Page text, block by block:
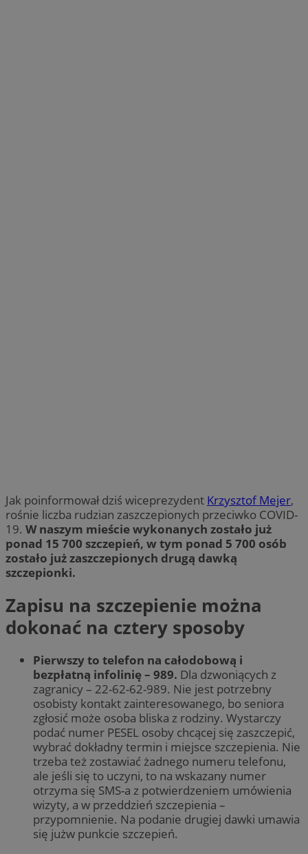
Jak poinformował dziś wiceprezydent Krzysztof Mejer,
rośnie liczba rudzian zaszczepionych przeciwko COVID-
19. W naszym mieście wykonanych zostało już
ponad 15 700 szczepień, w tym ponad 5 700 osób
zostało już zaszczepionych drugą dawką
szczepionki.
Zapisu na szczepienie można
dokonać na cztery sposoby
Pierwszy to telefon na całodobową i
bezpłatną infolinię – 989. Dla dzwoniących z
zagranicy – 22-62-62-989. Nie jest potrzebny
osobisty kontakt zainteresowanego, bo seniora
zgłosić może osoba bliska z rodziny. Wystarczy
podać numer PESEL osoby chcącej się zaszczepić,
wybrać dokładny termin i miejsce szczepienia. Nie
trzeba też zostawiać żadnego numeru telefonu,
ale jeśli się to uczyni, to na wskazany numer
otrzyma się SMS-a z potwierdzeniem umówienia
wizyty, a w przeddzień szczepienia –
przypomnienie. Na podanie drugiej dawki umawia
się jużw punkcie szczepień.